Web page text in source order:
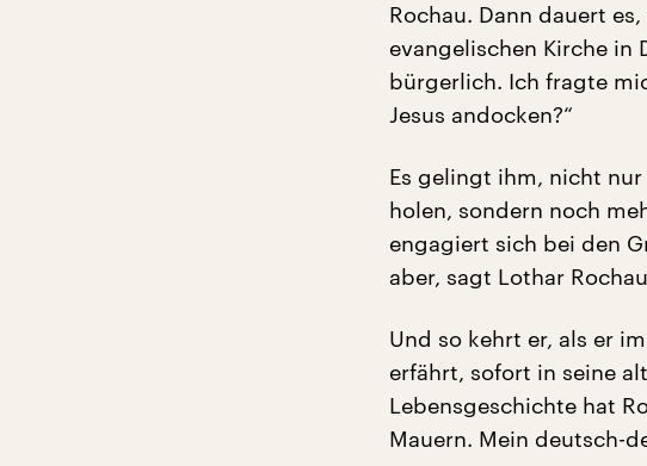
Rochau. Dann dauert
evangelischen Kirche in
bürgerlich. Ich fragte
Jesus andocken?“
Es gelingt ihm, nicht nur
holen, sondern noch
engagiert sich bei den
aber, sagt Lothar
Und so kehrt er, als er
erfährt, sofort in seine
Lebensgeschichte hat
Mauern. Mein deutsch-